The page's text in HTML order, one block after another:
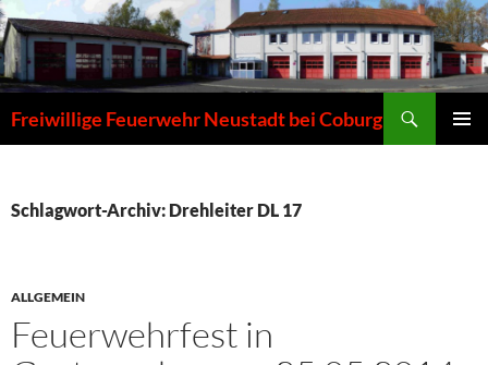
Zum
Inhalt
springen
Freiwillige Feuerwehr Neustadt bei Coburg
Schlagwort-Archiv: Drehleiter DL 17
ALLGEMEIN
Feuerwehrfest in